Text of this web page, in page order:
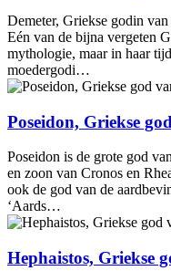
Demeter, Griekse godin
Eén van de bijna vergeten
mythologie, maar in haar
moedergodi…
Poseidon, Griekse
Poseidon is de grote god
en zoon van Cronos en
ook de god van de
‘Aards…
Hephaistos, Griekse